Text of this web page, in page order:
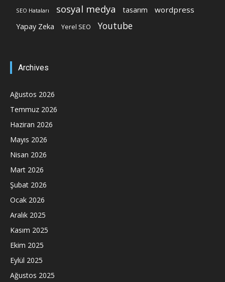
SEO Hataları sosyal medya tasarım wordpress
Yapay Zeka Yerel SEO Youtube
Archives
Ağustos 2026
Temmuz 2026
Haziran 2026
Mayıs 2026
Nisan 2026
Mart 2026
Şubat 2026
Ocak 2026
Aralık 2025
Kasım 2025
Ekim 2025
Eylül 2025
Ağustos 2025